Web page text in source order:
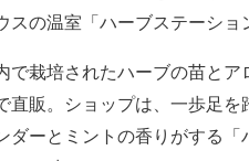
スの温室「ハーブステーショ
で栽培されたハーブの苗とア
直販。ショップは、一歩足を
ダーとミントの香りがする「